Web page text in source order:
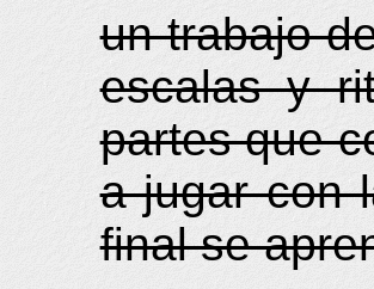
un trabajo
escalas y
partes que
a jugar con
final se